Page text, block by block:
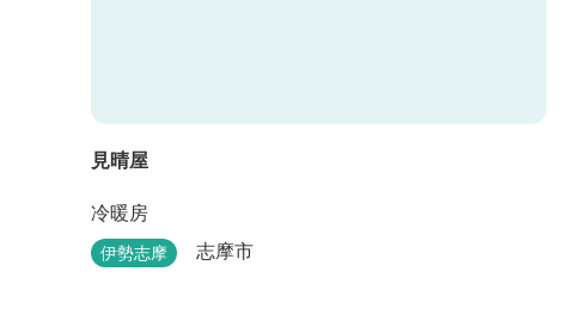
見晴屋
冷暖房
伊勢志摩 志摩市